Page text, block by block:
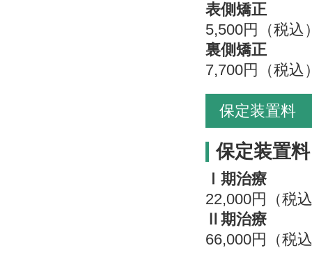
表側矯正
5,500円（税込
裏側矯正
7,700円（税込
保定装置料
保定装置料
Ⅰ期治療
22,000円（税
Ⅱ期治療
66,000円（税